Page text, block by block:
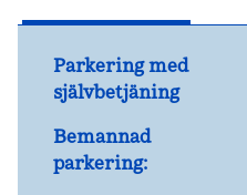
Parkering med
självbetjäning
Bemannad
parkering: